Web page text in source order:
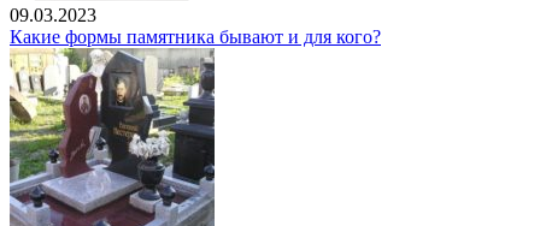
09.03.2023
Какие формы памятника бывают и для кого?